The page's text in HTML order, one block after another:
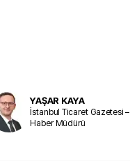
YAŞAR KAYA
İstanbul Ticaret Gazetesi –
Haber Müdürü